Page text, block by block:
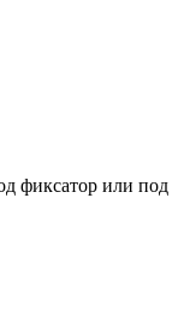
фиксатор или под